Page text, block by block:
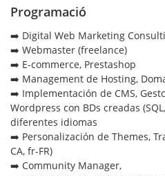
Programació
➡️ Digital Web Marketing
➡️ Webmaster (freelance)
➡️ E-commerce, Prestashop
➡️ Management de Hosting,
➡️ Implementación de CMS,
Wordpress con BDs creadas
diferentes idiomas
➡️ Personalización de Themes,
CA, fr-FR)
➡️ Community Manager,